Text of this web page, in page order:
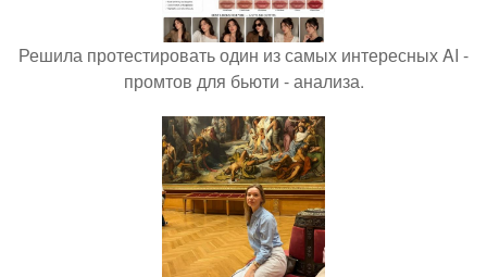
Решила протестировать один из самых интересных AI -
промтов для бьюти - анализа.